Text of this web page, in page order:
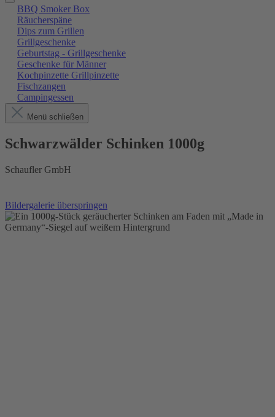
BBQ Smoker Box
Räucherspäne
Dips zum Grillen
Grillgeschenke
Geburtstag - Grillgeschenke
Geschenke für Männer
Kochpinzette Grillpinzette
Fischzangen
Campingessen
Menü schließen
Schwarzwälder Schinken 1000g
Schaufler GmbH
Bildergalerie überspringen